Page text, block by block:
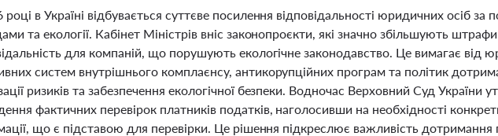
в Україні відбувається суттєве посилення відповідальності юридичних осіб за
та екології. Кабінет Міністрів вніс законопроєкти, які значно збільшують
для компаній, що порушують екологічне законодавство. Це вимагає від
систем внутрішнього комплаєнсу, антикорупційних програм та політик
ризиків та забезпечення екологічної безпеки. Водночас Верховний Суд України
фактичних перевірок платників податків, наголосивши на необхідності
що є підставою для перевірки. Це рішення підкреслює важливість дотримання